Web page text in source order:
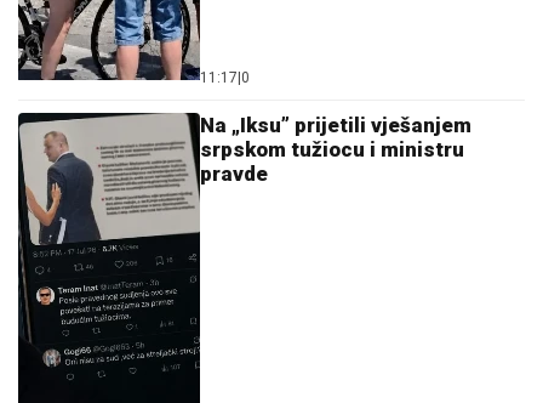
11:17 0
Na „Iksu” prijetili vješanjem
srpskom tužiocu i ministru
pravde